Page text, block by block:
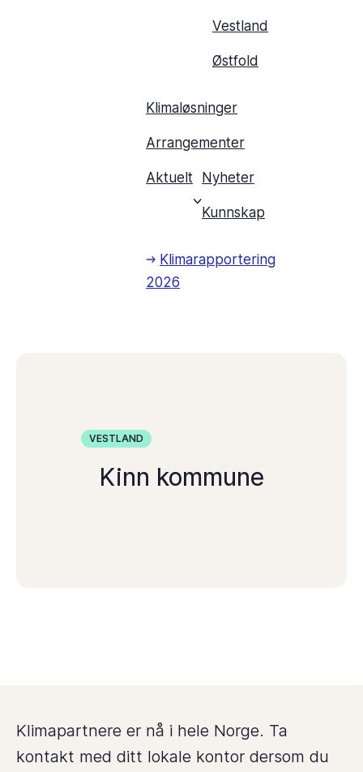
Vestland
Østfold
Klimaløsninger
Arrangementer
Aktuelt Nyheter
Kunnskap
Klimarapportering
2026
VESTLAND
Kinn kommune
Klimapartnere er nå i hele Norge. Ta
kontakt med ditt lokale kontor dersom du